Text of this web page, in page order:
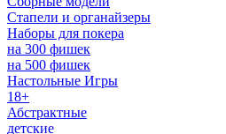
Стапели и органайзеры
Наборы для покера
на 300 фишек
на 500 фишек
Настольные Игры
18+
Абстрактные
детские